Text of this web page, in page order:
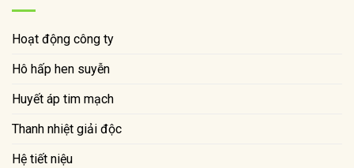
Hoạt động công ty
Hô hấp hen suyễn
Huyết áp tim mạch
Thanh nhiệt giải độc
Hệ tiết niệu